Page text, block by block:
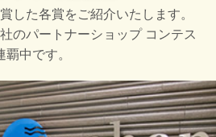
した各賞をご紹介いたします。
のパートナーショップ コンテス
中です。